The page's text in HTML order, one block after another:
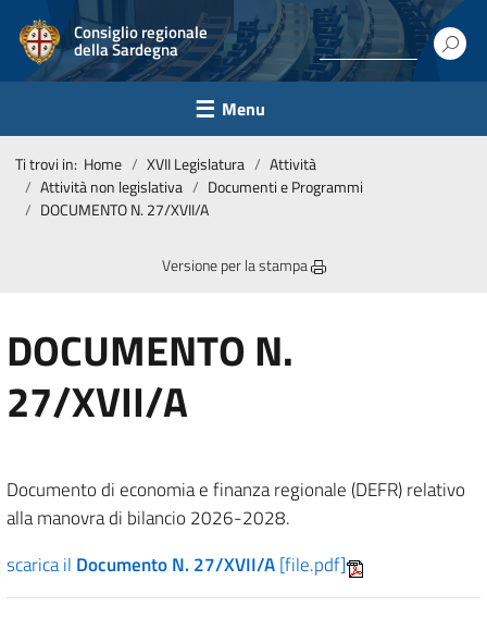
Consiglio regionale
della Sardegna
Menu
Ti trovi in: Home XVII Legislatura
Attività
Attività non legislativa
Documenti e Programmi
DOCUMENTO N. 27/XVII/A
Versione per la stampa
DOCUMENTO N.
27/XVII/A
Documento di economia e finanza regionale (DEFR) relativo
alla manovra di bilancio 2026-2028.
scarica il Documento N. 27/XVII/A[file.pdf]